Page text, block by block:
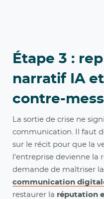
Étape 3 :
narratif IA
contre-
La sortie de crise ne
communication. Il faut
sur le récit pour que la
l'entreprise devienne la
demande de maîtriser la
communication
restaurer la réputation